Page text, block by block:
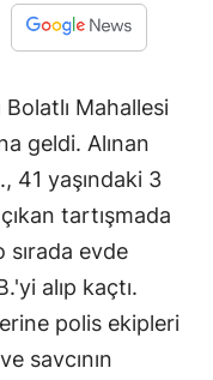
Mahallesi
geldi. Alınan
41 yaşındaki 3
tartışmada
sırada evde
alıp kaçtı.
polis ekipleri
savcının